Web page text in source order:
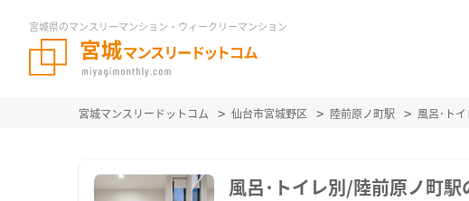
宮城県のマンスリーマンション・ウィークリーマンション
宮城マンスリードットコム 仙台市宮城野区 陸前原ノ町駅 風呂･ト
風呂･トイレ別/陸前原ノ町